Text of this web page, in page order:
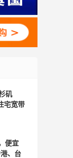
矶
宅宽带
便宜
、台